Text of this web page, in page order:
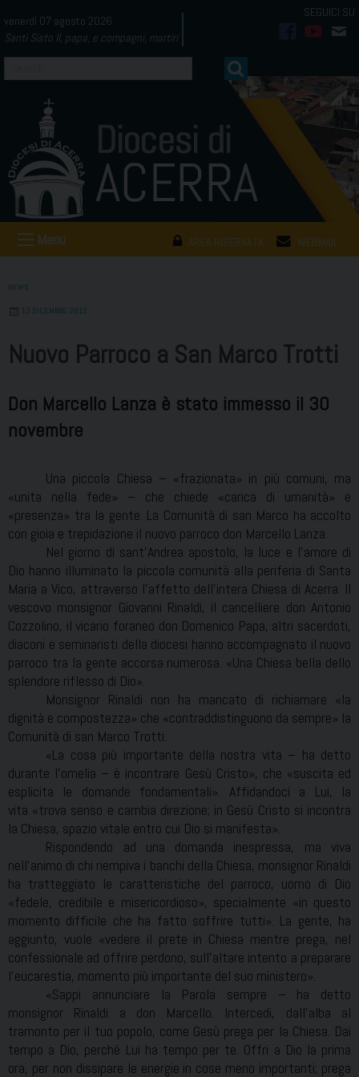
to
content
venerdì 07 agosto 2026
Santi Sisto II, papa, e compagni, martiri
AREA RISERVATA WEBMAIL
Menu
NEWS
13 DICEMBRE 2012
Nuovo Parroco a San Marco Trotti
Don Marcello Lanza è stato immesso il 30
novembre
Una piccola Chiesa – «frazionata» in più comuni, ma
«unita nella fede» – che chiede «carica di umanità» e
«presenza» tra la gente. La Comunità di san Marco ha accolto
con gioia e trepidazione il nuovo parroco don Marcello Lanza.
Nel giorno di sant’Andrea apostolo, la luce e l’amore di
Dio hanno illuminato la piccola comunità alla periferia di Santa
Maria a Vico, attraverso l’affetto dell’intera Chiesa di Acerra. Il
vescovo monsignor Giovanni Rinaldi, il cancelliere don Antonio
Cozzolino, il vicario foraneo don Domenico Papa, altri sacerdoti,
diaconi e seminaristi della diocesi hanno accompagnato il nuovo
parroco tra la gente accorsa numerosa. «Una Chiesa bella dello
splendore riflesso di Dio».
Monsignor Rinaldi non ha mancato di richiamare «la
dignità e compostezza» che «contraddistinguono da sempre» la
Comunità di san Marco Trotti.
«La cosa più importante della nostra vita – ha detto
durante l’omelia – è incontrare Gesù Cristo», che «suscita ed
esplicita le domande fondamentali». Affidandoci a Lui, la
vita «trova senso e cambia direzione; in Gesù Cristo si incontra
la Chiesa, spazio vitale entro cui Dio si manifesta».
Rispondendo ad una domanda inespressa, ma viva
nell’animo di chi riempiva i banchi della Chiesa, monsignor Rinaldi
ha tratteggiato le caratteristiche del parroco, uomo di Dio
«fedele, credibile e misericordioso», specialmente «in questo
momento difficile che ha fatto soffrire tutti». La gente, ha
aggiunto, vuole «vedere il prete in Chiesa mentre prega, nel
confessionale ad offrire perdono, sull’altare intento a preparare
l’eucarestia, momento più importante del suo ministero».
«Sappi annunciare la Parola sempre – ha detto
monsignor Rinaldi a don Marcello. Intercedi, dall’alba al
tramonto per il tuo popolo, come Gesù prega per la Chiesa. Dai
tempo a Dio, perché Lui ha tempo per te. Offri a Dio la prima
ora, per non dissipare le energie in cose meno importanti; prega